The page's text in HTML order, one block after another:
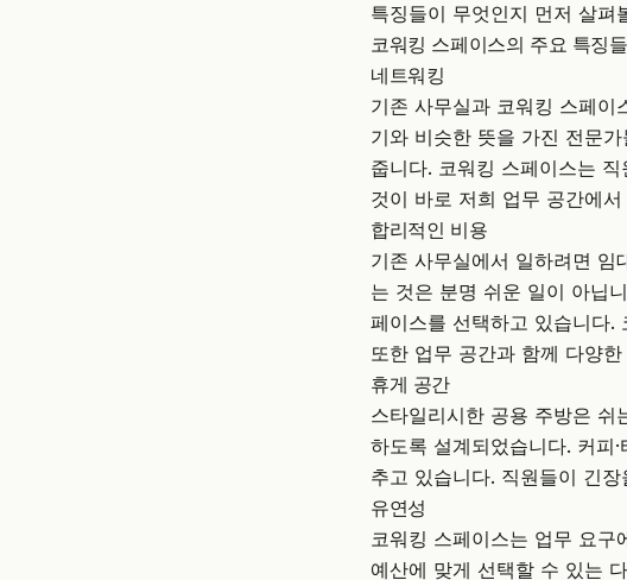
특징들이 무엇인지 먼저 살펴
코워킹 스페이스의 주요 특징들
네트워킹
기존 사무실과 코워킹 스페이
기와 비슷한 뜻을 가진 전문
줍니다. 코워킹 스페이스는
것이 바로 저희 업무 공간에
합리적인 비용
기존 사무실에서 일하려면
는 것은 분명 쉬운 일이 아닙
페이스를 선택하고 있습니다.
또한 업무 공간과 함께 다양
휴게 공간
스타일리시한 공용 주방은 쉬
하도록 설계되었습니다. 커피
추고 있습니다. 직원들이 긴
유연성
코워킹 스페이스는 업무 요구
예산에 맞게 선택할 수 있는